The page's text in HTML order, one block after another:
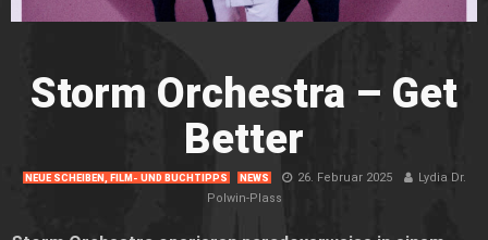
Storm Orchestra – Get
Better
NEUE SCHEIBEN, FILM- UND BUCHTIPPS NEWS 26. Februar 2025
Lydia Dr.
Polwin-Plass